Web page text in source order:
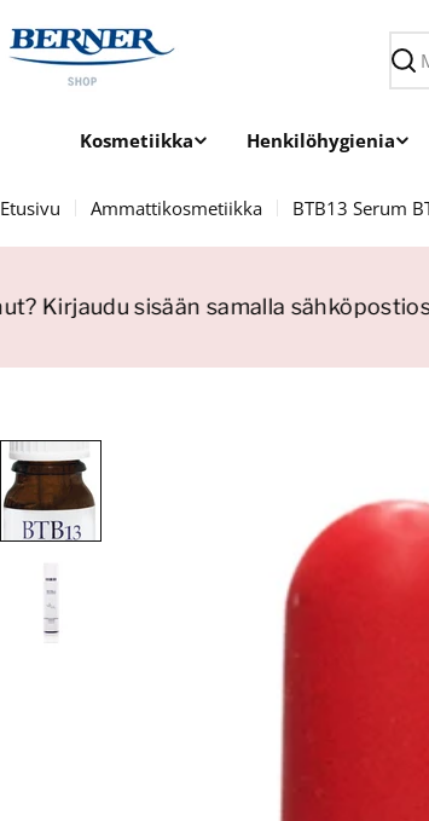
sisältöön
Haku
Kosmetiikka Henkilöhygienia
Etusivu Ammattikosmetiikka BTB13 Serum
Kirjaudu sisään samalla